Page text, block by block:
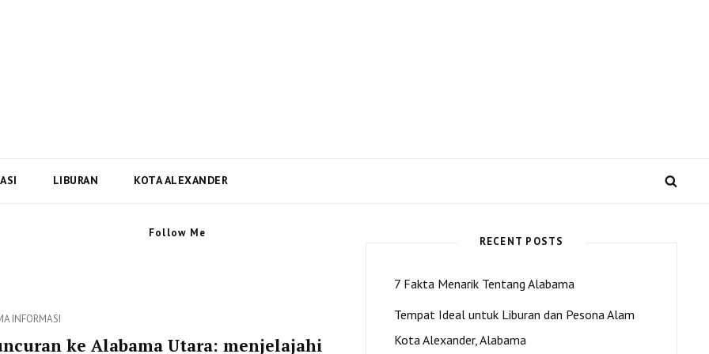
Berita Terbaru Negara US dan Kota Alexander
LIBURAN KOTA ALEXANDER
INFORMASI
ke Alabama Utara: menjelajahi
RECENT POSTS
7 Fakta Menarik Tentang Alabama
Tempat Ideal untuk Liburan dan Pesona Alam
Kota Alexander, Alabama
Follow Me